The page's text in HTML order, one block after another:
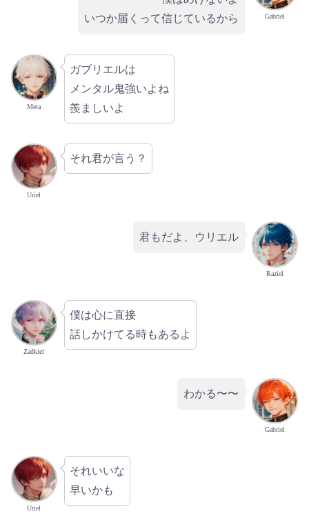
Gabriel
いつか届くって信じているから
Meta
ガブリエルは
メンタル鬼強いよね
羨ましいよ
Uriel
それ君が言う？
Raziel
君もだよ、ウリエル
Zadkiel
僕は心に直接
話しかけてる時もあるよ
Gabriel
わかる〜〜
Uriel
それいいな
早いかも